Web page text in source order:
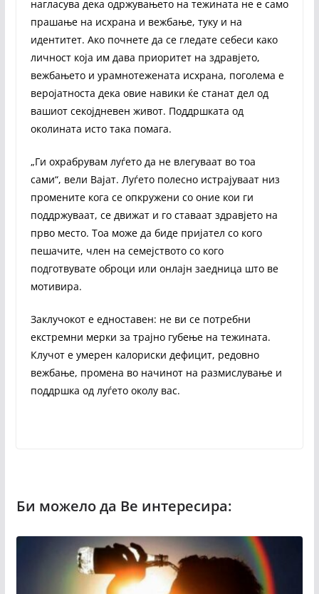
нагласува дека одржувањето на тежината не е само
прашање на исхрана и вежбање, туку и на
идентитет. Ако почнете да се гледате себеси како
личност која им дава приоритет на здравјето,
вежбањето и урамнотежената исхрана, поголема е
веројатноста дека овие навики ќе станат дел од
вашиот секојдневен живот. Поддршката од
околината исто така помага.
„Ги охрабрувам луѓето да не влегуваат во тоа
сами“, вели Вајат. Луѓето полесно истрајуваат низ
промените кога се опкружени со оние кои ги
поддржуваат, се движат и го ставаат здравјето на
прво место. Тоа може да биде пријател со кого
пешачите, член на семејството со кого
подготвувате оброци или онлајн заедница што ве
мотивира.
Заклучокот е едноставен: не ви се потребни
екстремни мерки за трајно губење на тежината.
Клучот е умерен калориски дефицит, редовно
вежбање, промена во начинот на размислување и
поддршка од луѓето околу вас.